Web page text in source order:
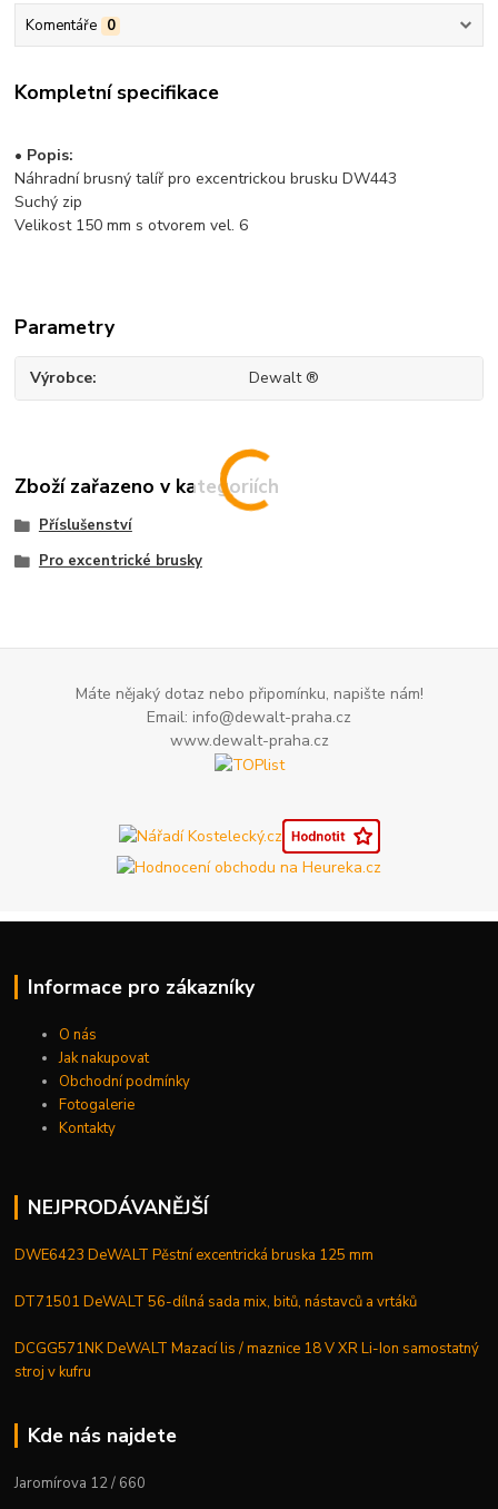
Komentáře 0
Kompletní specifikace
• Popis:
Náhradní brusný talíř pro excentrickou brusku DW443
Suchý zip
Velikost 150 mm s otvorem vel. 6
Parametry
Výrobce Dewalt ®
Zboží zařazeno v kategoriích
Příslušenství
Pro excentrické brusky
Máte nějaký dotaz nebo připomínku, napište nám!
Email: info@dewalt-praha.cz
www.dewalt-praha.cz
Informace pro zákazníky
O nás
Jak nakupovat
Obchodní podmínky
Fotogalerie
Kontakty
NEJPRODÁVANĚJŠÍ
DWE6423 DeWALT Pěstní excentrická bruska 125 mm
DT71501 DeWALT 56-dílná sada mix, bitů, nástavců a vrtáků
DCGG571NK DeWALT Mazací lis / maznice 18 V XR Li-Ion samostatný
stroj v kufru
Kde nás najdete
Jaromírova 12 / 660